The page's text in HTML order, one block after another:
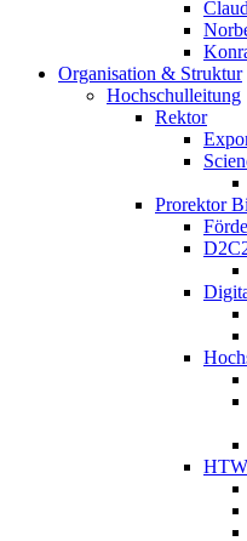
Organisation & Struktur
Hochschulleitung
Rektor
Prorektor